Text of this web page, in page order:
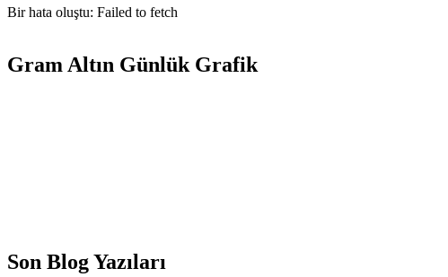
Bir hata oluştu: Failed to fetch
Gram Altın Günlük Grafik
Son Blog Yazıları